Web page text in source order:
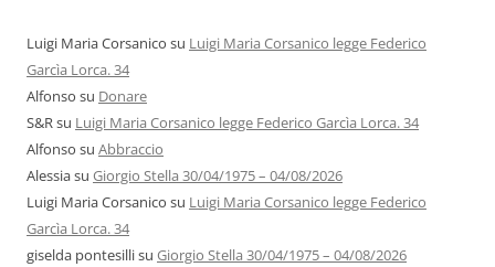
Luigi Maria Corsanico su Luigi Maria Corsanico legge Federico
Garcìa Lorca. 34
Alfonso su Donare
S&Rsu Luigi Maria Corsanico legge Federico Garcìa Lorca. 34
Alfonso su Abbraccio
Alessiasu Giorgio Stella 30/04/1975 – 04/08/2026
Luigi Maria Corsanico su Luigi Maria Corsanico legge Federico
Garcìa Lorca. 34
giselda pontesillisu Giorgio Stella 30/04/1975 – 04/08/2026